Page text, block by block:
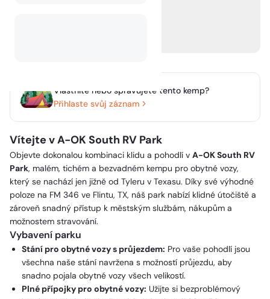
Vlastníte nebo spravujete tento kemp?
Přihlaste svůj záznam
Vítejte v A-OK South RV Park
Objevte dokonalou kombinaci klidu a pohodlí v A-OK South RV
Park, malém, tichém a bezvadném kempu pro obytné vozy,
který se nachází jen jižně od Tyleru v Texasu. Díky své výhodné
poloze na FM 346 ve Flintu, TX, náš park nabízí klidné útočiště a
zároveň snadný přístup k městským službám, nákupům a
možnostem stravování.
Vybavení parku
Stání pro obytné vozy s průjezdem: Pro vaše pohodlí jsou
všechna naše stání navržena s možností průjezdu, aby
snadno pojala obytné vozy všech velikostí.
Plné přípojky pro obytné vozy: Užijte si bezproblémový